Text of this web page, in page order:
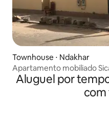
Townhouse ⋅ Ndakhar
Apartamento mobiliado
Aluguel por